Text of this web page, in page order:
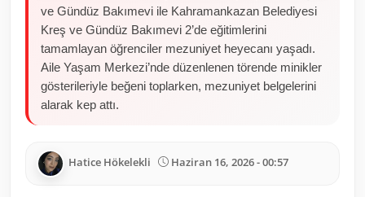
ve Gündüz Bakımevi ile Kahramankazan Belediyesi
Kreş ve Gündüz Bakımevi 2’de eğitimlerini
tamamlayan öğrenciler mezuniyet heyecanı yaşadı.
Aile Yaşam Merkezi’nde düzenlenen törende minikler
gösterileriyle beğeni toplarken, mezuniyet belgelerini
alarak kep attı.
Hatice Hökelekli Haziran 16, 2026 - 00:57